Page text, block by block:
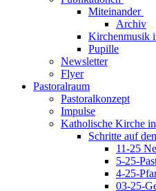
Miteinander
Archiv
Kirchenmusik
Pupille
Newsletter
Flyer
Pastoralraum
Pastoralkonzept
Impulse
Katholische Kirche
Schritte auf
11-25
5-25-
4-25-
03-25-